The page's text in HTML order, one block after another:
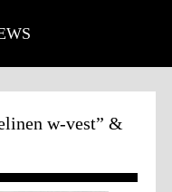
w-vest” &